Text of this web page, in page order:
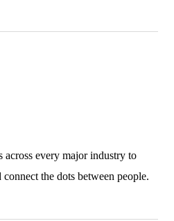
across every major industry to
the dots between people.